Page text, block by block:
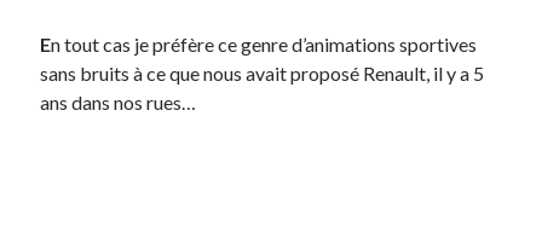
Tavukoi
Vidéos
En tout cas je préfère ce genre d’animations sportives
sans bruits à ce que nous avait proposé Renault, il y a 5
ans dans nos rues…